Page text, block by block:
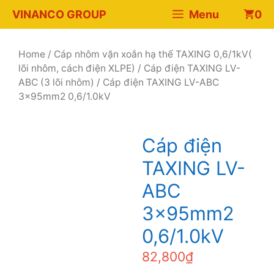
đến
dung
VINANCO GROUP Menu 0
Home / Cáp nhôm vặn xoắn hạ thế TAXING 0,6/1kV(
lõi nhôm, cách điện XLPE) / Cáp điện TAXING LV-
ABC (3 lõi nhôm) / Cáp điện TAXING LV-ABC
3x95mm2 0,6/1.0kV
Cáp điện
TAXING LV-
ABC
3x95mm2
0,6/1.0kV
82,800₫